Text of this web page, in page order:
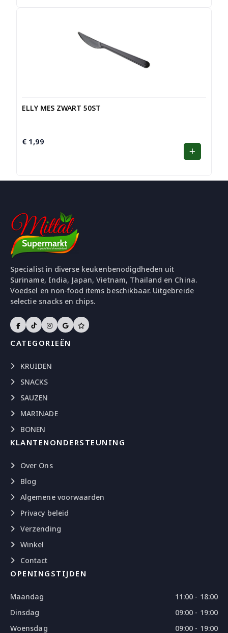
ELLY MES ZWART 50ST
€ 1,99
Specialist in diverse keukenbenodigdheden uit
Suriname, India, Japan, Vietnam, Thailand en China.
Voedsel en non-food items beschikbaar. Uitgebreide
selectie snacks en chips.
CATEGORIEËN
KRUIDEN
SNACKS
SAUZEN
MARINADE
BONEN
KLANTENONDERSTEUNING
Over Ons
Blog
Algemene voorwaarden
Privacy beleid
Verzending
Winkel
Contact
OPENINGSTIJDEN
Maandag
11:00 - 18:00
Dinsdag
09:00 - 19:00
Woensdag
09:00 - 19:00